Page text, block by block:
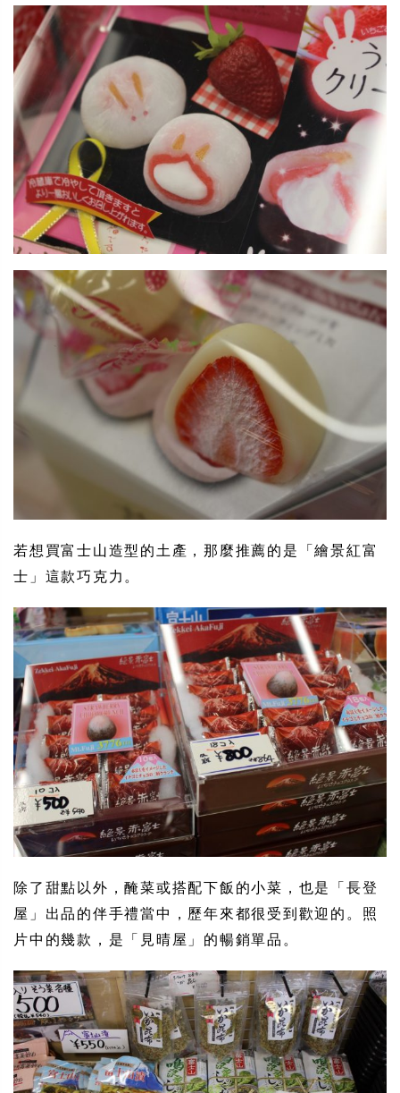
若想買富士山造型的土產，那麼推薦的是「繪景紅富
士」這款巧克力。
除了甜點以外，醃菜或搭配下飯的小菜，也是「長登
屋」出品的伴手禮當中，歷年來都很受到歡迎的。照
片中的幾款，是「見晴屋」的暢銷單品。